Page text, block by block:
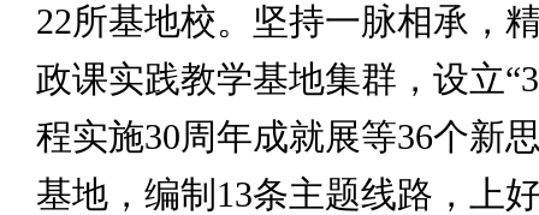
22所基地校。坚持一脉相承，
政课实践教学基地集群，设立
程实施30周年成就展等36个新
基地，编制13条主题线路，上